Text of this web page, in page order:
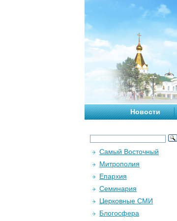
Новости
Самый Восточный
Митрополия
Епархия
Семинария
Церковные СМИ
Блогосфера